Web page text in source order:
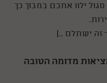
ילוו אתכם במבוך כך
זה ישתלם ..)
מדומה הטובה